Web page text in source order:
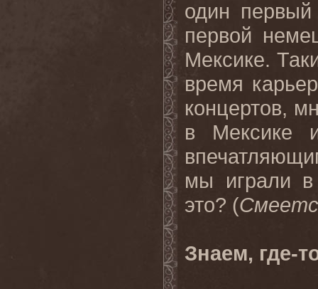
один
первой
Мексике.
время
концертов,
в Мексике
мы играли
это? (
Знаем, где-